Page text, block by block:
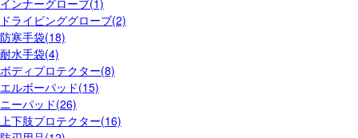
インナーグローブ(1)
ドライビンググローブ(2)
防寒手袋(18)
耐水手袋(4)
ボディプロテクター(8)
エルボーパッド(15)
ニーパッド(26)
上下肢プロテクター(16)